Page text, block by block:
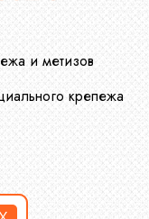
и метизов
крепежа